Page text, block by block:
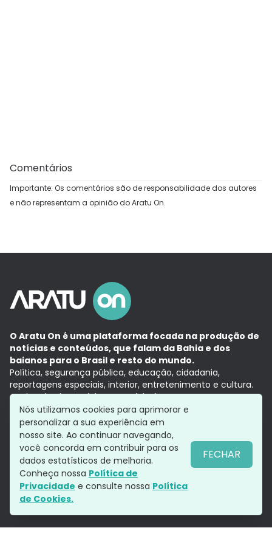
Comentários
Importante: Os comentários são de responsabilidade dos autores
e não representam a opinião do Aratu On.
O Aratu On é uma plataforma focada na produção de
notícias e conteúdos, que falam da Bahia e dos
baianos para o Brasil e resto do mundo.
Política, segurança pública, educação, cidadania,
reportagens especiais, interior, entretenimento e cultura.
Aqui, tudo vira notícia e a notícia é no tempo presente,
com a credibilidade do Grupo Aratu.
Grupo Aratu
Política de privacidade
Siga-nos
Nós utilizamos cookies para aprimorar e
personalizar a sua experiência em
nosso site. Ao continuar navegando,
você concorda em contribuir para os
dados estatísticos de melhoria.
Conheça nossa Política de
Privacidade e consulte nossa Política
de Cookies.
FECHAR